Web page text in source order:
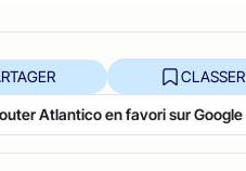
CLASSER
Atlantico en favori sur Google